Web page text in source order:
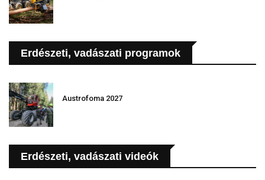
Erdészeti, vadászati programok
Austrofoma 2027
Erdészeti, vadászati videók